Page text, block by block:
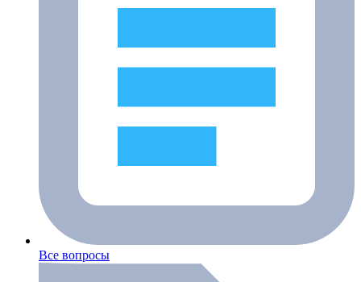
Все вопросы